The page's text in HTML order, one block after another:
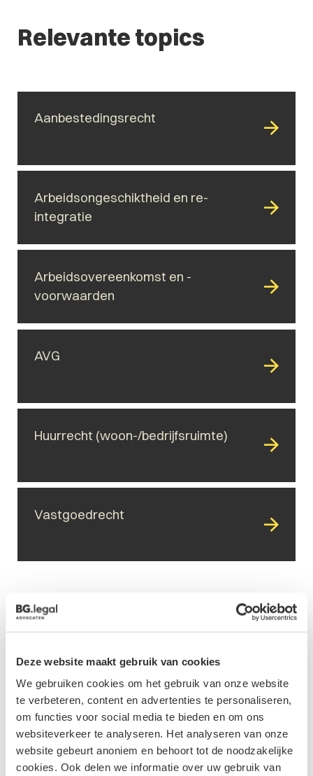
Deze website maakt gebruik van cookies
We gebruiken cookies om het gebruik van onze website
te verbeteren, content en advertenties te personaliseren,
om functies voor social media te bieden en om ons
websiteverkeer te analyseren. Het analyseren van onze
website gebeurt anoniem en behoort tot de noodzakelijke
cookies. Ook delen we informatie over uw gebruik van
Relevante topics
Aanbestedingsrecht
Arbeidsongeschiktheid en re-
integratie
Arbeidsovereenkomst en -
voorwaarden
AVG
Huurrecht (woon-/bedrijfsruimte)
Vastgoedrecht
Gerelateerde
updates
Blog